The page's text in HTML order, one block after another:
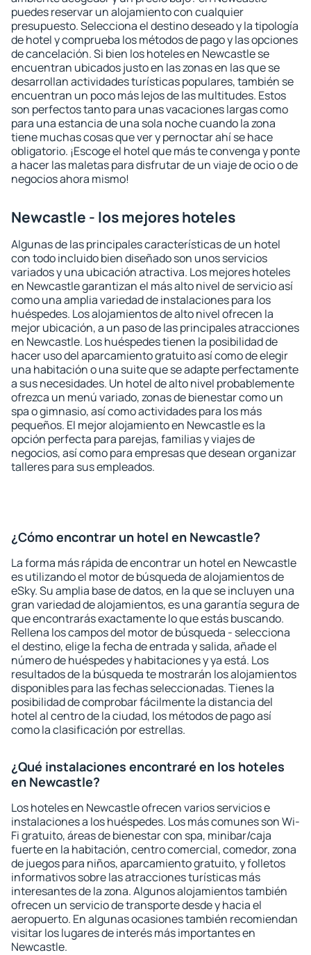
puedes reservar un alojamiento con cualquier
presupuesto. Selecciona el destino deseado y la tipología
de hotel y comprueba los métodos de pago y las opciones
de cancelación. Si bien los hoteles en Newcastle se
encuentran ubicados justo en las zonas en las que se
desarrollan actividades turísticas populares, también se
encuentran un poco más lejos de las multitudes. Estos
son perfectos tanto para unas vacaciones largas como
para una estancia de una sola noche cuando la zona
tiene muchas cosas que ver y pernoctar ahí se hace
obligatorio. ¡Escoge el hotel que más te convenga y ponte
a hacer las maletas para disfrutar de un viaje de ocio o de
negocios ahora mismo!
Newcastle - los mejores hoteles
Algunas de las principales características de un hotel
con todo incluido bien diseñado son unos servicios
variados y una ubicación atractiva. Los mejores hoteles
en Newcastle garantizan el más alto nivel de servicio así
como una amplia variedad de instalaciones para los
huéspedes. Los alojamientos de alto nivel ofrecen la
mejor ubicación, a un paso de las principales atracciones
en Newcastle. Los huéspedes tienen la posibilidad de
hacer uso del aparcamiento gratuito así como de elegir
una habitación o una suite que se adapte perfectamente
a sus necesidades. Un hotel de alto nivel probablemente
ofrezca un menú variado, zonas de bienestar como un
spa o gimnasio, así como actividades para los más
pequeños. El mejor alojamiento en Newcastle es la
opción perfecta para parejas, familias y viajes de
negocios, así como para empresas que desean organizar
talleres para sus empleados.
¿Cómo encontrar un hotel en Newcastle?
La forma más rápida de encontrar un hotel en Newcastle
es utilizando el motor de búsqueda de alojamientos de
eSky. Su amplia base de datos, en la que se incluyen una
gran variedad de alojamientos, es una garantía segura de
que encontrarás exactamente lo que estás buscando.
Rellena los campos del motor de búsqueda - selecciona
el destino, elige la fecha de entrada y salida, añade el
número de huéspedes y habitaciones y ya está. Los
resultados de la búsqueda te mostrarán los alojamientos
disponibles para las fechas seleccionadas. Tienes la
posibilidad de comprobar fácilmente la distancia del
hotel al centro de la ciudad, los métodos de pago así
como la clasificación por estrellas.
¿Qué instalaciones encontraré en los hoteles
en Newcastle?
Los hoteles en Newcastle ofrecen varios servicios e
instalaciones a los huéspedes. Los más comunes son Wi-
Fi gratuito, áreas de bienestar con spa, minibar/caja
fuerte en la habitación, centro comercial, comedor, zona
de juegos para niños, aparcamiento gratuito, y folletos
informativos sobre las atracciones turísticas más
interesantes de la zona. Algunos alojamientos también
ofrecen un servicio de transporte desde y hacia el
aeropuerto. En algunas ocasiones también recomiendan
visitar los lugares de interés más importantes en
Newcastle.